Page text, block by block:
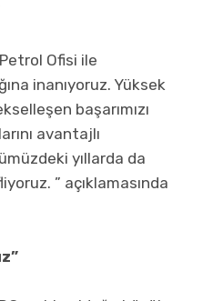
Ofisi ile
inanıyoruz. Yüksek
başarımızı
avantajlı
yıllarda da
” açıklamasında